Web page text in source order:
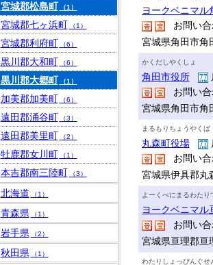
ヨークベニマル
お問い合
宮城県角田市
かくだしやくしょ
角田市役所
お問い合
宮城県角田市角
まるもりちょうやくば
丸森町役場
お問い合
宮城県伊具郡丸
よーくべにまるわたり
ヨークベニマル
お問い合
宮城県亘理郡
わたりしょっぴんぐせ
宮城郡松島町 （1）
宮城郡七ヶ浜町 （1）
宮城郡利府町 （6）
黒川郡大和町 （6）
黒川郡大郷町 （1）
加美郡加美町 （6）
遠田郡涌谷町 （3）
遠田郡美里町 （2）
牡鹿郡女川町 （1）
本吉郡南三陸町 （3）
北海道 （1）
青森県 （1）
岩手県 （2）
秋田県 （1）